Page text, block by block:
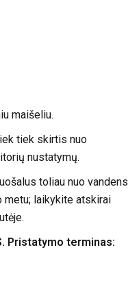
maišeliu.
tiek skirtis nuo
nustatymų.
toliau nuo vandens
metu; laikykite atskirai
Pristatymo terminas: